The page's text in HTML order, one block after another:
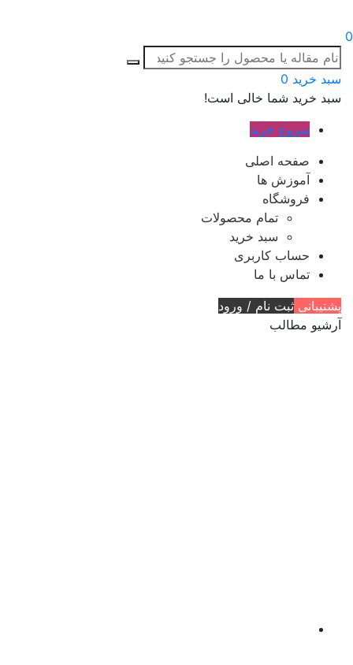
0
سبد خرید 0
سبد خرید شما خالی است!
شروع خرید
صفحه اصلی
آموزش ها
فروشگاه
تمام محصولات
سبد خرید
حساب کاربری
تماس با ما
پشتیبانی ثبت نام / ورود
آرشیو مطالب